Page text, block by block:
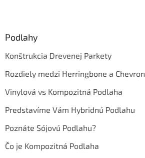
Podlahy
Konštrukcia Drevenej Parkety
Rozdiely medzi Herringbone a Chevron
Vinylová vs Kompozitná Podlaha
Predstavíme Vám Hybridnú Podlahu
Poznáte Sójovú Podlahu?
Čo je Kompozitná Podlaha